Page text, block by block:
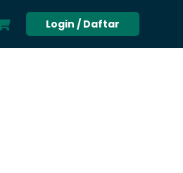
Login / Daftar